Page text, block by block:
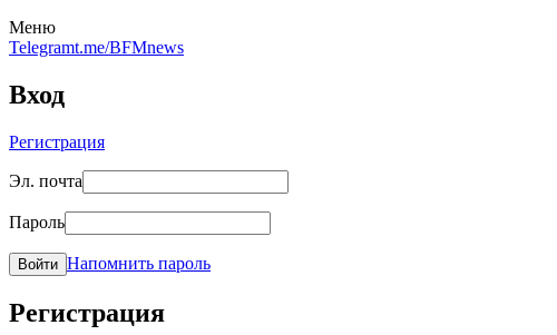
Меню
Telegramt.me/BFMnews
Вход
Регистрация
Эл. почта
Пароль
Войти Напомнить пароль
Регистрация